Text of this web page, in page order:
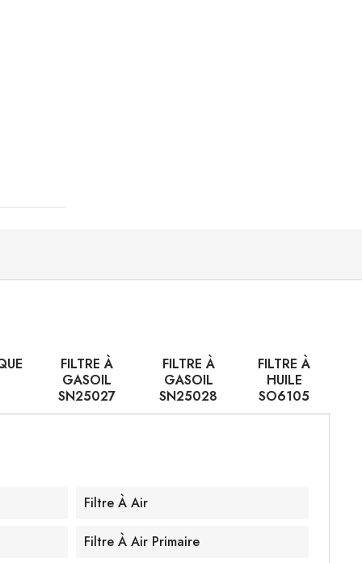
FILTRE À
GASOIL
SN25027
FILTRE À
GASOIL
SN25028
FILTRE À
HUILE
SO6105
Filtre À Air
Filtre À Air Primaire